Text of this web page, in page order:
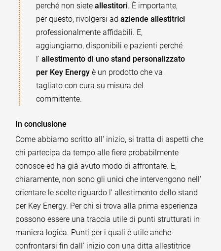
perché non sieteallestitori. È importante,
per questo, rivolgersi adaziende allestitrici
professionalmente affidabili. E,
aggiungiamo, disponibili e pazienti perché
l'allestimento di uno stand personalizzato
per Key Energy è un prodotto che va
tagliato con cura su misura del
committente.
In conclusione
Come abbiamo scritto all' inizio, si tratta di aspetti che
chi partecipa da tempo alle fiere probabilmente
conosce ed ha già avuto modo di affrontare. E,
chiaramente, non sono gli unici che intervengono nell'
orientare le scelte riguardo l' allestimento dello stand
per Key Energy. Per chi si trova alla prima esperienza
possono essere una traccia utile di punti strutturati in
maniera logica. Punti per i quali è utile anche
confrontarsi fin dall' inizio con una ditta allestitrice